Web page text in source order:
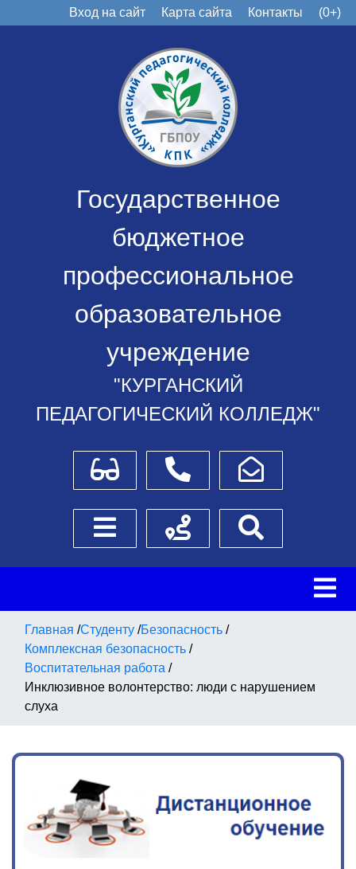
Вход на сайт Карта сайта Контакты (0+)
Государственное
бюджетное
профессиональное
образовательное
учреждение
"КУРГАНСКИЙ
ПЕДАГОГИЧЕСКИЙ КОЛЛЕДЖ"
Для слабовидящихТелефоныНаписать обращение
Боковое менюСхема проезда
Главная /Студенту /Безопасность /
Комплексная безопасность /
Воспитательная работа /
Инклюзивное волонтерство: люди с нарушением
слуха